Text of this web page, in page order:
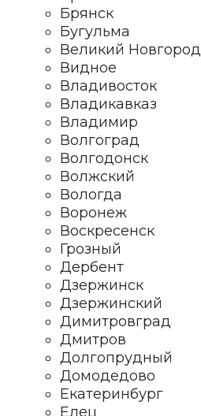
Брянск
Бугульма
Великий Новгород
Видное
Владивосток
Владикавказ
Владимир
Волгоград
Волгодонск
Волжский
Вологда
Воронеж
Воскресенск
Грозный
Дербент
Дзержинск
Дзержинский
Димитровград
Дмитров
Долгопрудный
Домодедово
Екатеринбург
Елец